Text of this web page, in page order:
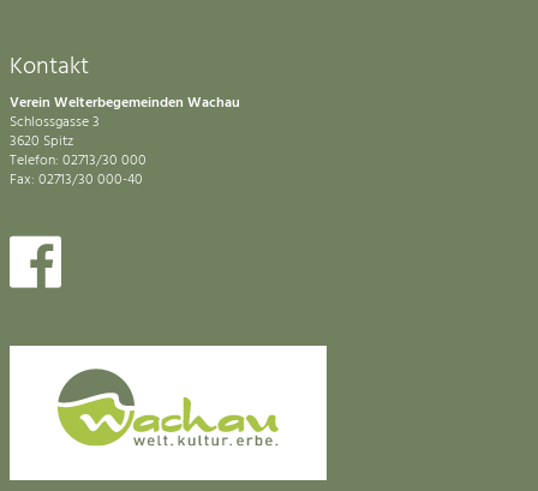
Kontakt
Verein Welterbegemeinden Wachau
Schlossgasse 3
3620 Spitz
Telefon: 02713/30 000
Fax: 02713/30 000-40